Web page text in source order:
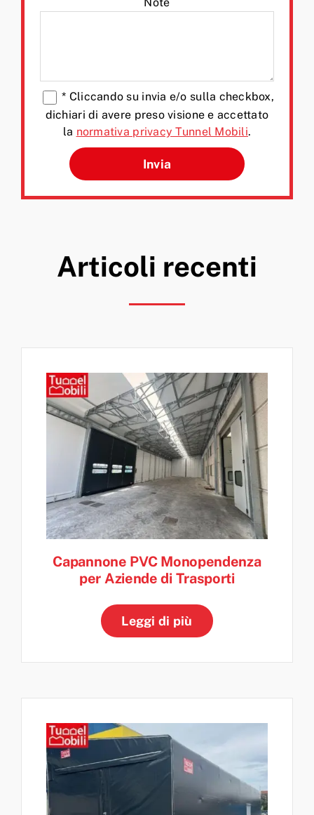
* Cliccando su invia e/o sulla checkbox,
dichiari di avere preso visione e accettato
la normativa privacy Tunnel Mobili.
Si prega di lasciare vuoto
Articoli recenti
Capannone PVC Monopendenza
per Aziende di Trasporti
Leggi di più